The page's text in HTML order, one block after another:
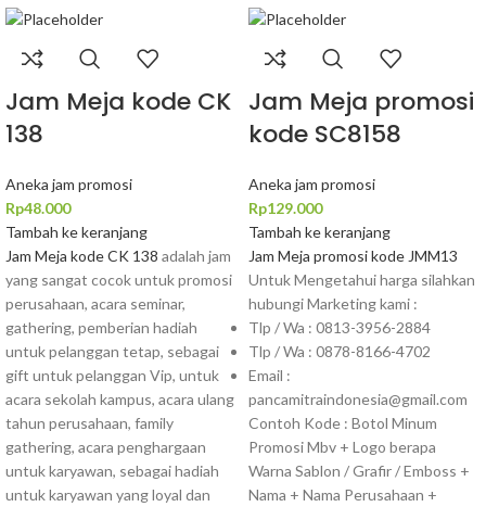
Jam Meja kode CK
138
Aneka jam promosi
Rp48.000
Tambah ke keranjang
Jam Meja kode CK 138 adalah jam
yang sangat cocok untuk promosi
perusahaan, acara seminar,
gathering, pemberian hadiah
untuk pelanggan tetap, sebagai
gift untuk pelanggan Vip, untuk
acara sekolah kampus, acara ulang
tahun perusahaan, family
gathering, acara penghargaan
untuk karyawan, sebagai hadiah
untuk karyawan yang loyal dan
Jam Meja promosi
kode SC8158
Aneka jam promosi
Rp129.000
Tambah ke keranjang
Jam Meja promosi kode JMM13
Untuk Mengetahui harga silahkan
hubungi Marketing kami :
Tlp / Wa : 0813-3956-2884
Tlp / Wa : 0878-8166-4702
Email :
pancamitraindonesia@gmail.com
Contoh Kode : Botol Minum
Promosi Mbv + Logo berapa
Warna Sablon / Grafir / Emboss +
Nama + Nama Perusahaan +